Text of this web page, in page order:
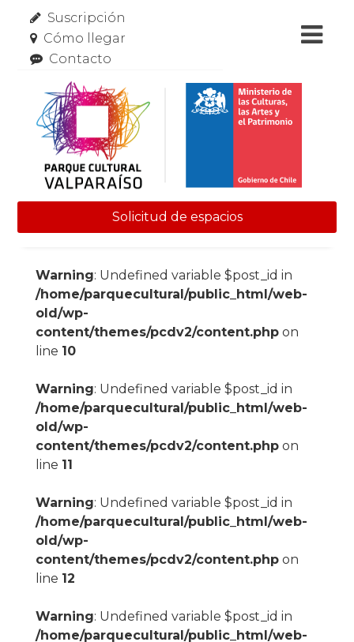
Suscripción
Cómo llegar
Contacto
Solicitud de espacios
Warning: Undefined variable $post_id in
/home/parquecultural/public_html/web-
old/wp-
content/themes/pcdv2/content.phpon
line 10
Warning: Undefined variable $post_id in
/home/parquecultural/public_html/web-
old/wp-
content/themes/pcdv2/content.phpon
line 11
Warning: Undefined variable $post_id in
/home/parquecultural/public_html/web-
old/wp-
content/themes/pcdv2/content.phpon
line 12
Warning: Undefined variable $post_id in
/home/parquecultural/public_html/web-